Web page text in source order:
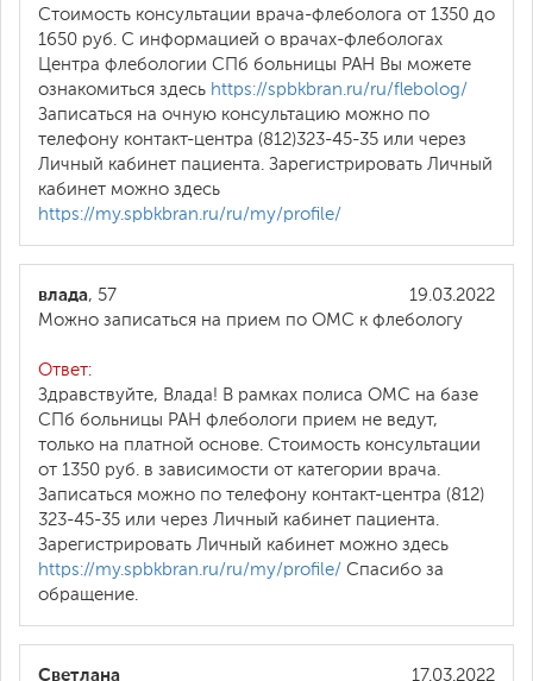
Стоимость консультации врача-флеболога от 1350 до
1650 руб. С информацией о врачах-флебологах
Центра флебологии СПб больницы РАН Вы можете
ознакомиться здесь https://spbkbran.ru/ru/flebolog/
Записаться на очную консультацию можно по
телефону контакт-центра (812)323-45-35 или через
Личный кабинет пациента. Зарегистрировать Личный
кабинет можно здесь
https://my.spbkbran.ru/ru/my/profile/
19.03.2022
влада, 57
Можно записаться на прием по ОМС к флебологу
Ответ:
Здравствуйте, Влада! В рамках полиса ОМС на базе
СПб больницы РАН флебологи прием не ведут,
только на платной основе. Стоимость консультации
от 1350 руб. в зависимости от категории врача.
Записаться можно по телефону контакт-центра (812)
323-45-35 или через Личный кабинет пациента.
Зарегистрировать Личный кабинет можно здесь
https://my.spbkbran.ru/ru/my/profile/ Спасибо за
обращение.
17.03.2022
Светлана